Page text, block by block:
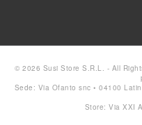
© 2026 Susi Store S.R.L. - All
Sede: Via Ofanto snc • 04100
Store: Via XXI